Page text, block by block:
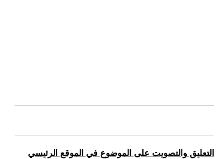
التعليق والتصويت على الموضوع في الموقع الرئيسي